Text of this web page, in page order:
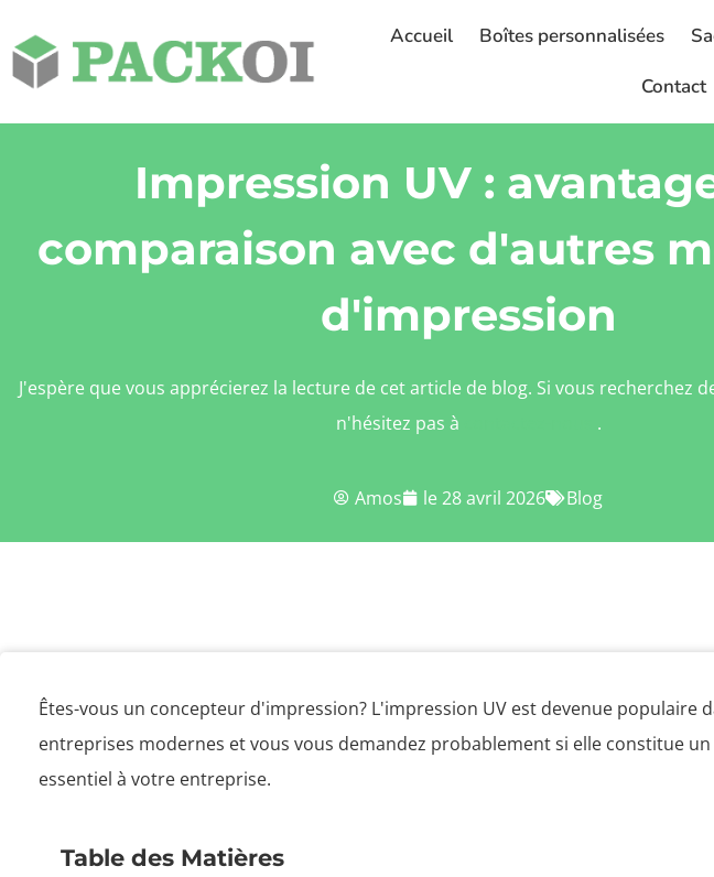
Accueil Boîtes personnalisées
Contact
Impression UV :
comparaison avec d'autres
d'impression
J'espère que vous apprécierez la lecture de cet article de blog. Si vous recherchez
n'hésitez pas à
.
Amos le 28 avril 2026 Blog
Êtes-vous un concepteur d'impression? L'impression UV est devenue populaire
entreprises modernes et vous vous demandez probablement si elle constitue
essentiel à votre entreprise.
Table des Matières